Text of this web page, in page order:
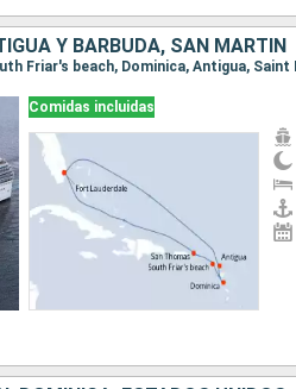
Y BARBUDA, SAN MARTÍN
Comidas incluidas